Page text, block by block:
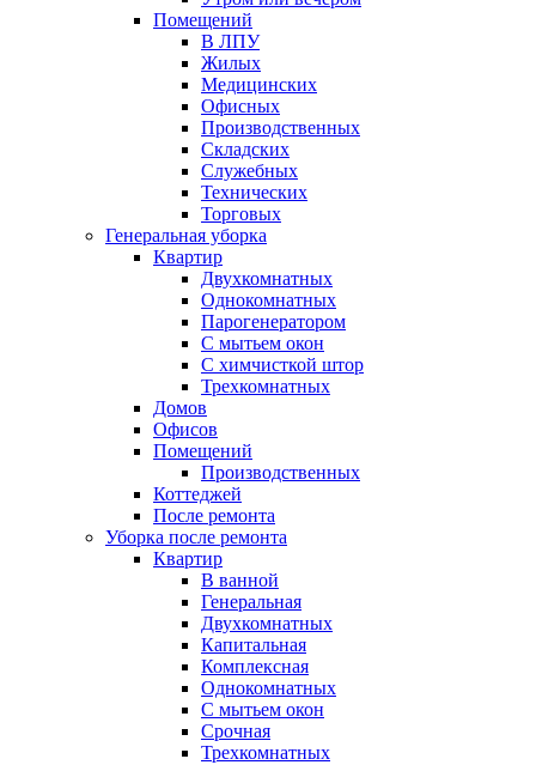
Помещений
В ЛПУ
Жилых
Медицинских
Офисных
Производственных
Складских
Служебных
Технических
Торговых
Генеральная уборка
Квартир
Двухкомнатных
Однокомнатных
Парогенератором
С мытьем окон
С химчисткой штор
Трехкомнатных
Домов
Офисов
Помещений
Производственных
Коттеджей
После ремонта
Уборка после ремонта
Квартир
В ванной
Генеральная
Двухкомнатных
Капитальная
Комплексная
Однокомнатных
С мытьем окон
Срочная
Трехкомнатных